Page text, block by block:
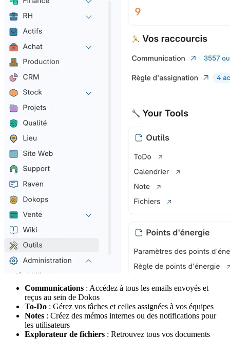
Communications : Accédez à tous les emails envoyés et
reçus au sein de Dokos
To-Do : Gérez vos tâches et celles assignées à vos équipes
Notes : Créez des mémos internes ou des notifications pour
les utilisateurs
Explorateur de fichiers : Retrouvez tous vos documents